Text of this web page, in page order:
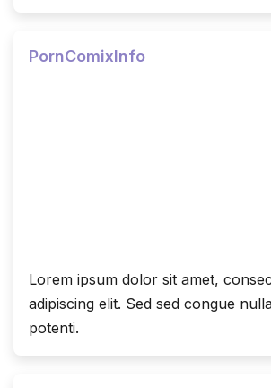
PornComixInfo
Lorem ipsum dolor sit amet,
adipiscing elit. Sed sed congue
potenti.